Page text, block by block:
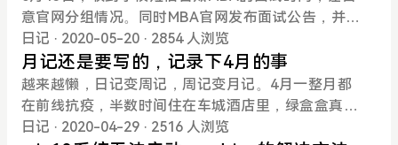
种原因，大家就散开了，或升职、或下沉，再也聚不
起来了。这一年，我和我爱的女孩（爱我的女孩）结
婚了。3月13号，我们去拍了结婚照，老婆穿的是旗
袍，简直美极了。5月18日，我们领证，结束了二三
十年的单身狗生活。那天早上大家都很平静，没有激
动和兴奋，被她拉着领完证，路边摊吃个早餐，然后
各自去上班。这或许就是生活该有的样子，平平淡淡
她去了医院，检查下来倒没啥大碍，商量后决定行程
不变。考虑到今年信用卡权益都还没用，于是去机场
吃了牛肉面，在海航休息室喝了茶。飞机15:20准时
出发，17:30按时到达。订的青岛开元名都大酒店，
在黄岛区，距离流亭机场50km，刚好是接机的最远
距离，不然滴滴得150大洋。今年去青岛的人并不多
（节前出现过疫情，有影响），交通通畅，不到一个
意官网分组情况。同时MBA官网发布面试公告，并附
上了分组名单。查了下自己是E3组，一共12个人，面
试时间是5月17日早晨8:30-12:00.大家都说面试很简
单，也就没有复习。结果17日面试的时候，英语和政
治答得一塌糊涂，综合体答的也很一般，一度感觉面
试上不了线。焦急等待了两天，19日晚终于出了成
日记 · 2020-05-20 · 2854 人浏览
月记还是要写的，记录下4月的事
越来越懒，日记变周记，周记变月记。4月一整月都
在前线抗疫，半数时间住在车城酒店里，绿盒盒真的
吃的够够的。不过认识了一群不错的同事：市场局的
日记 · 2020-04-29 · 2516 人浏览